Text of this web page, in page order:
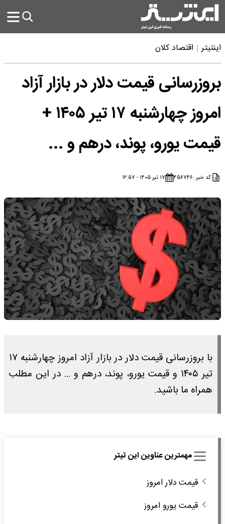
اینتیتر اقتصاد کلان
بروزرسانی قیمت دلار در بازار آزاد
امروز چهارشنبه ۱۷ تیر ۱۴۰۵ +
قیمت یورو، پوند، درهم و ...
کد خبر :۴۵۶۷۴۶ ۱۷ تیر ۱۴۰۵ - ۱۲:۵۷
با بروزرسانی قیمت دلار در بازار آزاد امروز چهارشنبه ۱۷
تیر ۱۴۰۵ و قیمت یورو، پوند، درهم و ... در این مطلب
همراه ما باشید.
مهمترین عناوین این تیتر
قیمت دلار امروز
قیمت یورو امروز